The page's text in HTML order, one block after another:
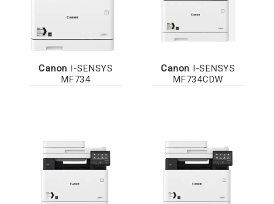
Canon I-SENSYS
MF734
Canon I-SENSYS
MF734CDW